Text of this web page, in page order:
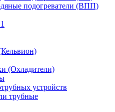
подогреватели (ВПП)
(Охладители)
устройств
трубные